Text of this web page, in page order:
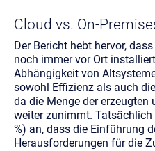
Cloud vs. On-
Der Bericht hebt hervor,
noch immer vor Ort
Abhängigkeit von
sowohl Effizienz als auch
da die Menge der erzeugten
weiter zunimmt.
%) an, dass die Einführung
Herausforderungen für die